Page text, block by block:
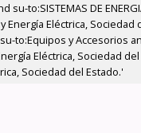
to:SISTEMAS DE
Eléctrica, Sociedad
to:Equipos y Accesorios
Eléctrica, Sociedad
Sociedad del Estado.'